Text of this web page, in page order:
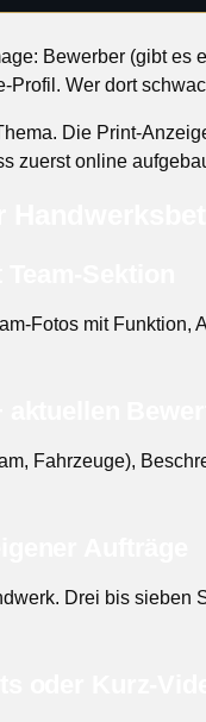
Bewerber (gibt
Profil. Wer dort
Die Print-
zuerst online
Fotos mit
Fahrzeuge),
Drei bis sieben